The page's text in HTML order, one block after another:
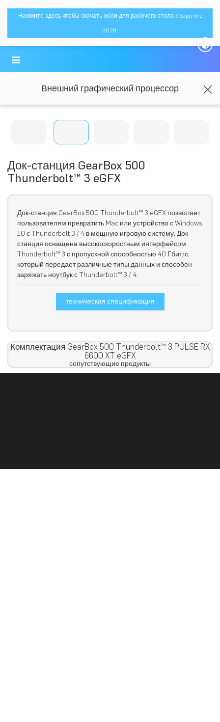
Нажмите здесь чтобы скачать обои для рабочего стола к Sapphire
2026!
Внешний графический процессор
Док-станция GearBox 500
Thunderbolt™ 3 eGFX
Док-станция GearBox 500 Thunderbolt™ 3 eGFX позволяет
пользователям превратить Mac или устройство с Windows
10 с Thunderbolt 3 / 4 в мощную игровую систему. Док-
станция оснащена высокоскоростным интерфейсом
Thunderbolt™ 3 с пропускной способностью 40 Гбит/с,
который передает различные типы данных и способен
заряжать ноутбук с Thunderbolt™ 3 / 4.
техническая спецификация
Комплектация GearBox 500 Thunderbolt™ 3 PULSE RX
6600 XT eGFX
сопутствующие продукты